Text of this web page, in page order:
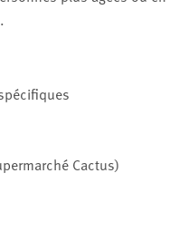
Cactus)